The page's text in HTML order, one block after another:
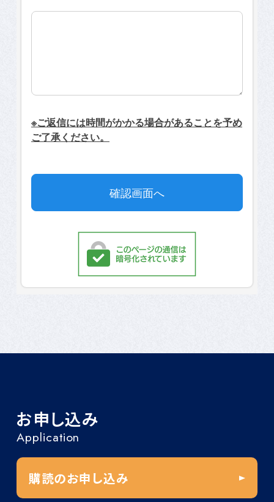
お申し込み
Application
購読のお申し込み